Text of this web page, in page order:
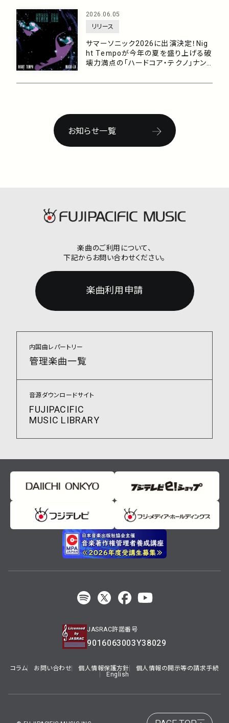
2026.06.05
リリース
サマーソニック2026に出演決定！Nig
ht Tempoが今年の夏を盛り上げる破
壊力満点の「ハードコア・テクノ」ナン
6/10に配信！
お知らせ一覧
楽曲のご利用について、
下記からお問い合わせください。
楽曲利用申請
内国曲レパートリー
管理楽曲一覧
音源ダウンロードサイト
FUJIPACIFIC
MUSIC LIBRARY
JASRAC許諾番号
9016063003Y38029
コラム お問い合わせ 個人情報保護方針 個人情報の開示等の請求手続
English